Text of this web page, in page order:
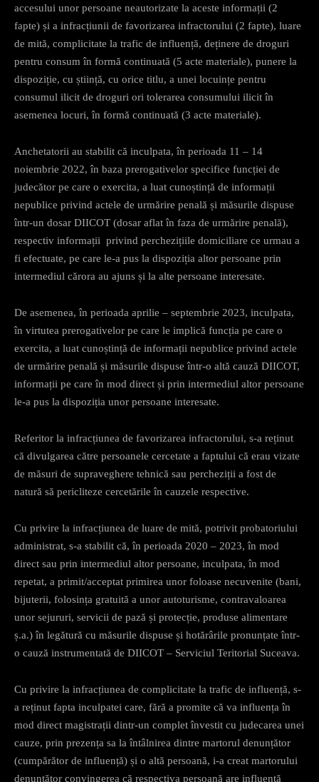
accesului unor persoane neautorizate la aceste informații (2
fapte) și a infracțiunii de favorizarea infractorului (2 fapte), luare
de mită, complicitate la trafic de influență, deținere de droguri
pentru consum în formă continuată (5 acte materiale), punere la
dispoziție, cu știință, cu orice titlu, a unei locuințe pentru
consumul ilicit de droguri ori tolerarea consumului ilicit în
asemenea locuri, în formă continuată (3 acte materiale).
Anchetatorii au stabilit că inculpata, în perioada 11 – 14
noiembrie 2022, în baza prerogativelor specifice funcției de
judecător pe care o exercita, a luat cunoștință de informații
nepublice privind actele de urmărire penală și măsurile dispuse
într-un dosar DIICOT (dosar aflat în faza de urmărire penală),
respectiv informații privind perchezițiile domiciliare ce urmau a
fi efectuate, pe care le-a pus la dispoziția altor persoane prin
intermediul cărora au ajuns și la alte persoane interesate.
De asemenea, în perioada aprilie – septembrie 2023, inculpata,
în virtutea prerogativelor pe care le implică funcția pe care o
exercita, a luat cunoștință de informații nepublice privind actele
de urmărire penală și măsurile dispuse într-o altă cauză DIICOT,
informații pe care în mod direct și prin intermediul altor persoane
le-a pus la dispoziția unor persoane interesate.
Referitor la infracțiunea de favorizarea infractorului, s-a reținut
că divulgarea către persoanele cercetate a faptului că erau vizate
de măsuri de supraveghere tehnică sau percheziții a fost de
natură să pericliteze cercetările în cauzele respective.
Cu privire la infracțiunea de luare de mită, potrivit probatoriului
administrat, s-a stabilit că, în perioada 2020 – 2023, în mod
direct sau prin intermediul altor persoane, inculpata, în mod
repetat, a primit/acceptat primirea unor foloase necuvenite (bani,
bijuterii, folosința gratuită a unor autoturisme, contravaloarea
unor sejururi, servicii de pază și protecție, produse alimentare
ș.a.) în legătură cu măsurile dispuse și hotărârile pronunțate într-
o cauză instrumentată de DIICOT – Serviciul Teritorial Suceava.
Cu privire la infracțiunea de complicitate la trafic de influență, s-
a reținut fapta inculpatei care, fără a promite că va influența în
mod direct magistrații dintr-un complet învestit cu judecarea unei
cauze, prin prezența sa la întâlnirea dintre martorul denunțător
(cumpărător de influență) și o altă persoană, i-a creat martorului
denunțător convingerea că respectiva persoană are influență